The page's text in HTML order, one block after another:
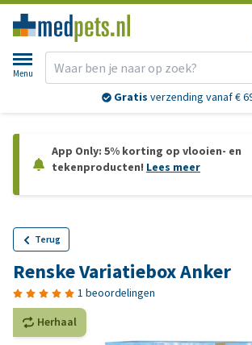
Menu
Gratis verzending vanaf €
App Only: 5% korting op vlooien- en
tekenproducten! Lees meer
Terug
Renske Variatiebox Anker
1 beoordelingen
Herhaal